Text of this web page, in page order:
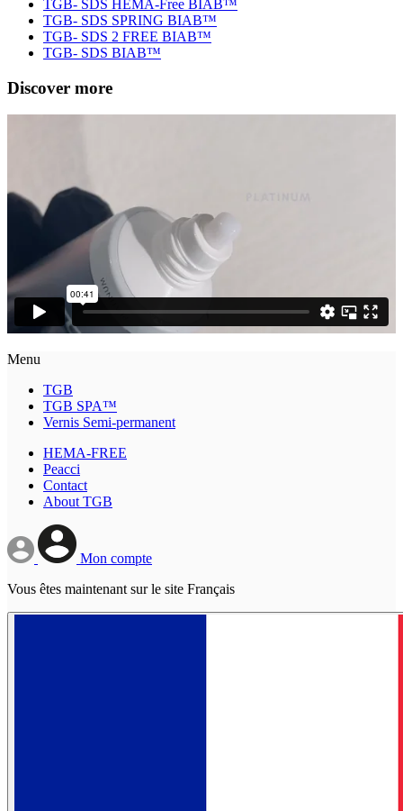
TGB- SDS HEMA-Free BIAB™
TGB- SDS SPRING BIAB™
TGB- SDS 2 FREE BIAB™
TGB- SDS BIAB™
Discover more
Menu
TGB
TGB SPA™
Vernis Semi-permanent
HEMA-FREE
Peacci
Contact
About TGB
Mon compte
Vous êtes maintenant sur le site Français